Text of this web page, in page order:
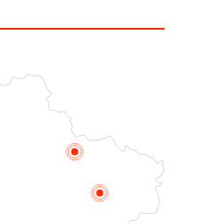
(близько 75)....